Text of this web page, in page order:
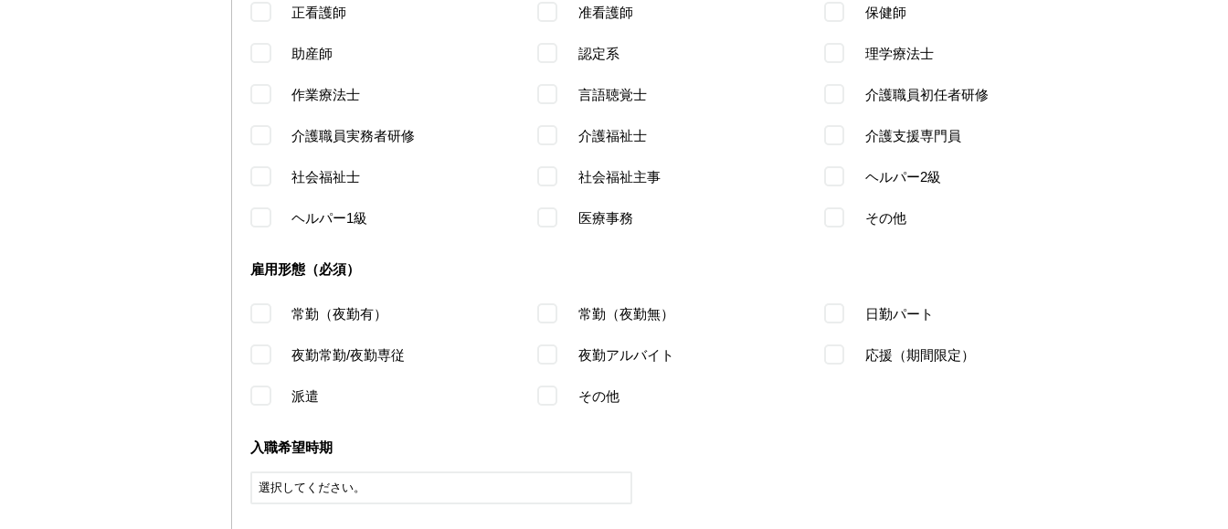
正看護師 准看護師 保健師
助産師 認定系 理学療法士
作業療法士 言語聴覚士 介護職員初任者研修
介護職員実務者研修 介護福祉士 介護支援専門員
社会福祉士 社会福祉主事 ヘルパー2級
ヘルパー1級 医療事務 その他
雇用形態（必須）
常勤（夜勤有） 常勤（夜勤無） 日勤パート
夜勤常勤/夜勤専従 夜勤アルバイト 応援（期間限定）
派遣 その他
入職希望時期